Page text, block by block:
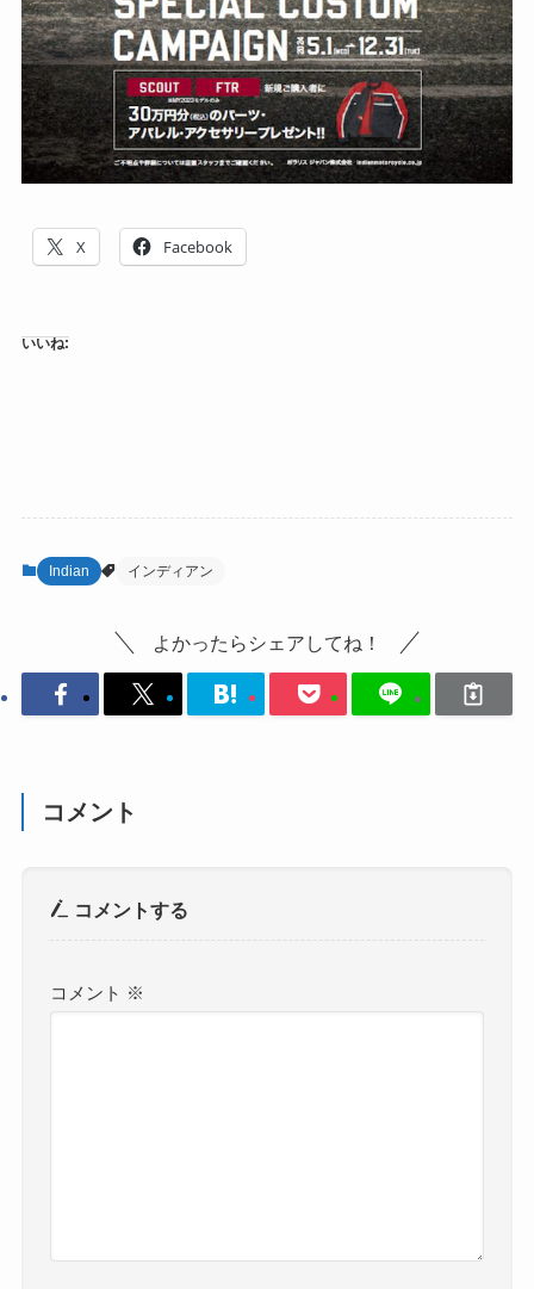
X Facebook
いいね:
Indian インディアン
よかったらシェアしてね！
コメント
コメントする
コメント ※